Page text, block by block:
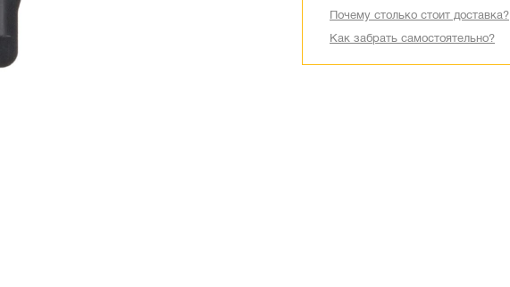
Почему столько стоит доставка?
Как забрать самостоятельно?